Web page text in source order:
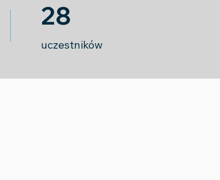
28
uczestników